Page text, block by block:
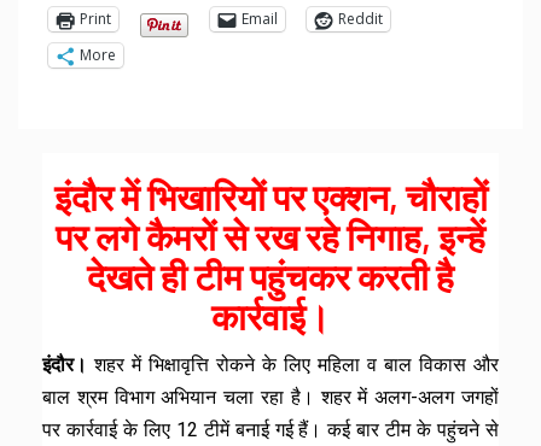
Print Email
Reddit
More
इंदौर में भिखारियों पर एक्शन, चौराहों
पर लगे कैमरों से रख रहे निगाह, इन्हें
देखते ही टीम पहुंचकर करती है
कार्रवाई।
इंदौर। शहर में भिक्षावृत्ति रोकने के लिए महिला व बाल विकास और
बाल श्रम विभाग अभियान चला रहा है। शहर में अलग-अलग जगहों
पर कार्रवाई के लिए 12 टीमें बनाई गई हैं। कई बार टीम के पहुंचने से